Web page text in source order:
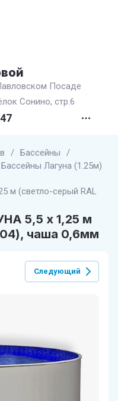
Посаде
Сонино, стр.6
/ Бассейны
/
Бассейны Лагуна (1.25м)
м (светло-серый RAL
5,5 х 1,25 м
чаша 0,6мм
Следующий